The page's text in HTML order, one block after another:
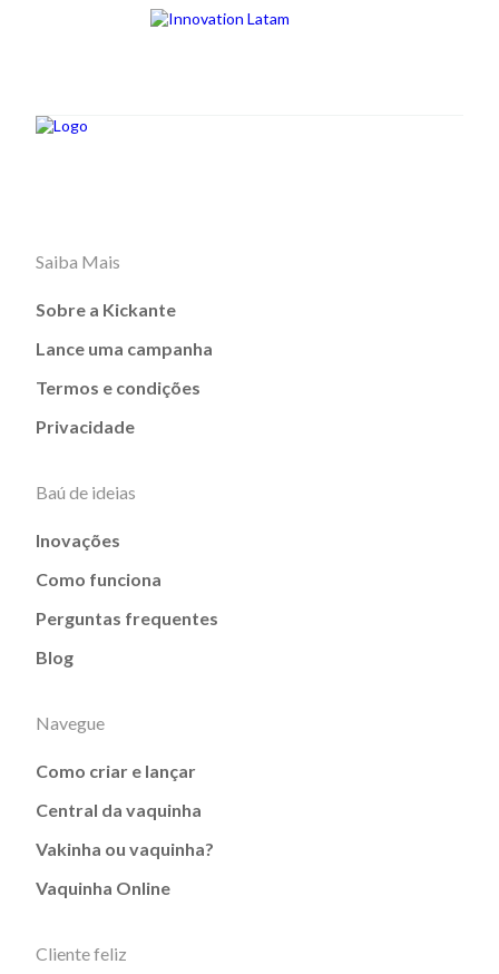
Saiba Mais
Sobre a Kickante
Lance uma campanha
Termos e condições
Privacidade
Baú de ideias
Inovações
Como funciona
Perguntas frequentes
Blog
Navegue
Como criar e lançar
Central da vaquinha
Vakinha ou vaquinha?
Vaquinha Online
Cliente feliz